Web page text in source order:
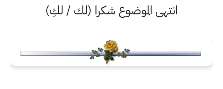
انتهى الموضوع شكرا (لك / لكِ)